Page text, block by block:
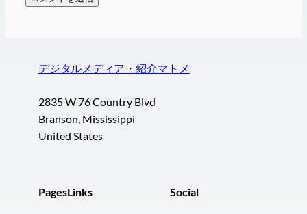
デジタルメディア・紹介マトメ
2835 W 76 Country Blvd
Branson, Mississippi
United States
PagesLinks Social